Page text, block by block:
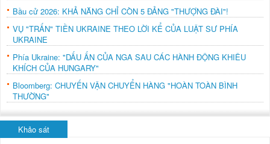
Bầu cử 2026: KHẢ NĂNG CHỈ CÒN 5 ĐẢNG "THƯỢNG ĐÀI"!
VỤ "TRẤN" TIỀN UKRAINE THEO LỜI KỂ CỦA LUẬT SƯ PHÍA
UKRAINE
Phía Ukraine: "DẤU ẤN CỦA NGA SAU CÁC HÀNH ĐỘNG KHIÊU
KHÍCH CỦA HUNGARY"
Bloomberg: CHUYẾN VẬN CHUYỂN HÀNG "HOÀN TOÀN BÌNH
THƯỜNG"
Khảo sát